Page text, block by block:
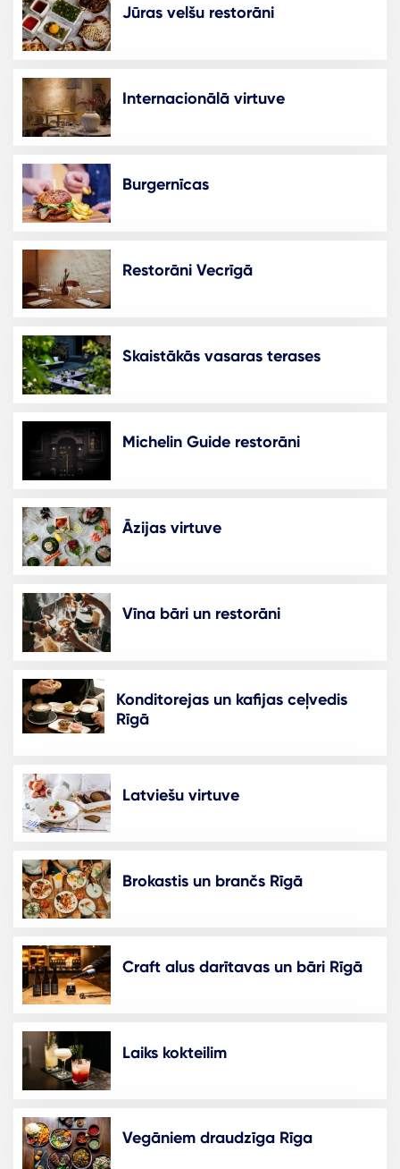
Jūras velšu restorāni
Internacionālā virtuve
Burgernīcas
Restorāni Vecrīgā
Skaistākās vasaras terases
Michelin Guide restorāni
Āzijas virtuve
Vīna bāri un restorāni
Konditorejas un kafijas ceļvedis
Rīgā
Latviešu virtuve
Brokastis un brančs Rīgā
Craft alus darītavas un bāri Rīgā
Laiks kokteilim
Vegāniem draudzīga Rīga